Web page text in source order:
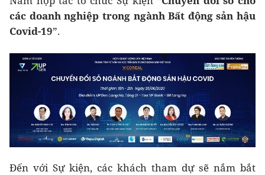
các doanh nghiệp trong ngành Bất động sản hậu
Covid-19”.
Đến với Sự kiện, các khách tham dự sẽ nắm bắt